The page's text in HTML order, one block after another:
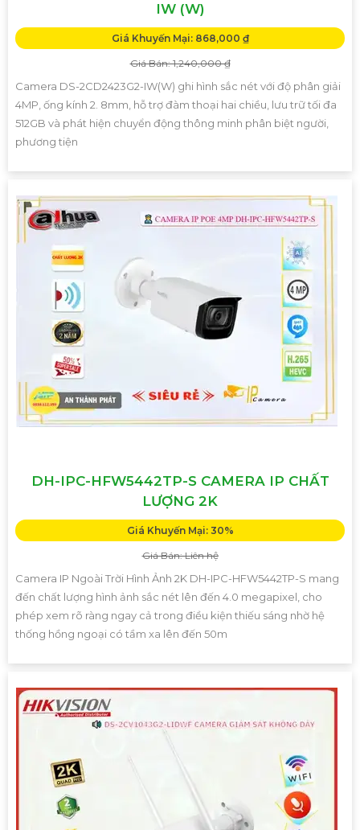
IW (W)
Giá Khuyến Mại: 868,000 ₫
Giá Bán: 1,240,000 ₫
Camera DS-2CD2423G2-IW(W) ghi hình sắc nét với độ phân giải
4MP, ống kính 2. 8mm, hỗ trợ đàm thoại hai chiều, lưu trữ tối đa
512GB và phát hiện chuyển động thông minh phân biệt người,
phương tiện
DH-IPC-HFW5442TP-S CAMERA IP CHẤT
LƯỢNG 2K
Giá Khuyến Mại: 30%
Giá Bán: Liên hệ
Camera IP Ngoài Trời Hình Ảnh 2K DH-IPC-HFW5442TP-S mang
đến chất lượng hình ảnh sắc nét lên đến 4.0 megapixel, cho
phép xem rõ ràng ngay cả trong điều kiện thiếu sáng nhờ hệ
thống hồng ngoại có tầm xa lên đến 50m